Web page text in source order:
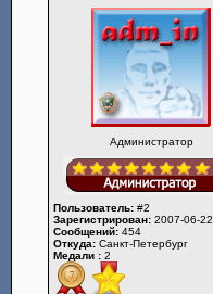
Администратор
Пользователь: #2
Зарегистрирован: 2007-06-22
Сообщений: 454
Откуда: Санкт-Петербург
Медали : 2